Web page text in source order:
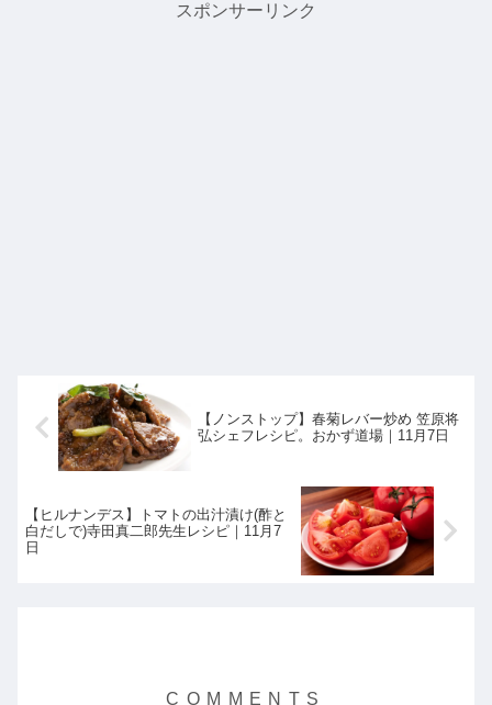
スポンサーリンク
【ノンストップ】春菊レバー炒め 笠原将
弘シェフレシピ。おかず道場｜11月7日
【ヒルナンデス】トマトの出汁漬け(酢と
白だしで)寺田真二郎先生レシピ｜11月7
日